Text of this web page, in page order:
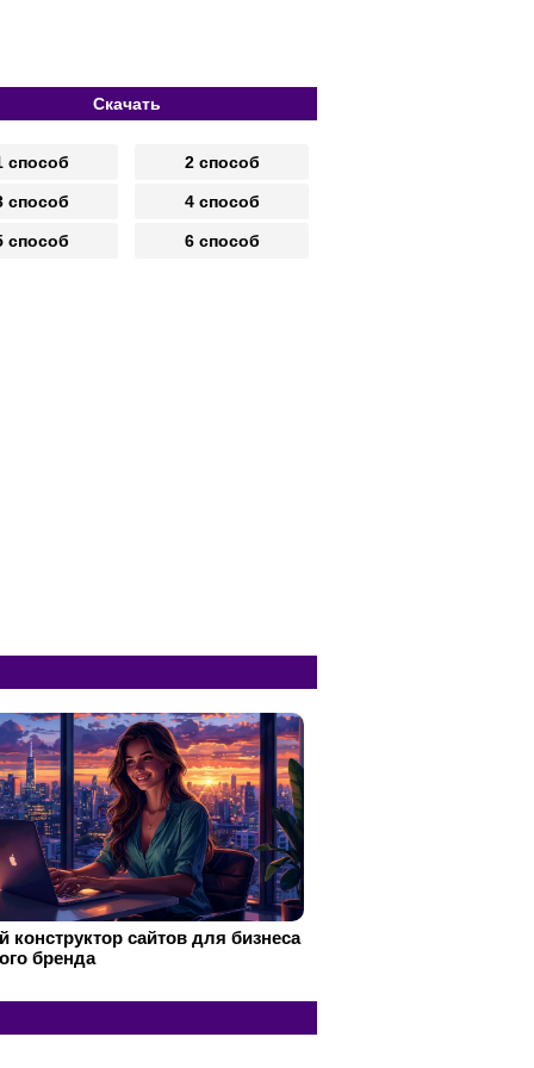
Скачать
способ 2 способ
способ 4 способ
способ 6 способ
конструктор сайтов для бизнеса
бренда